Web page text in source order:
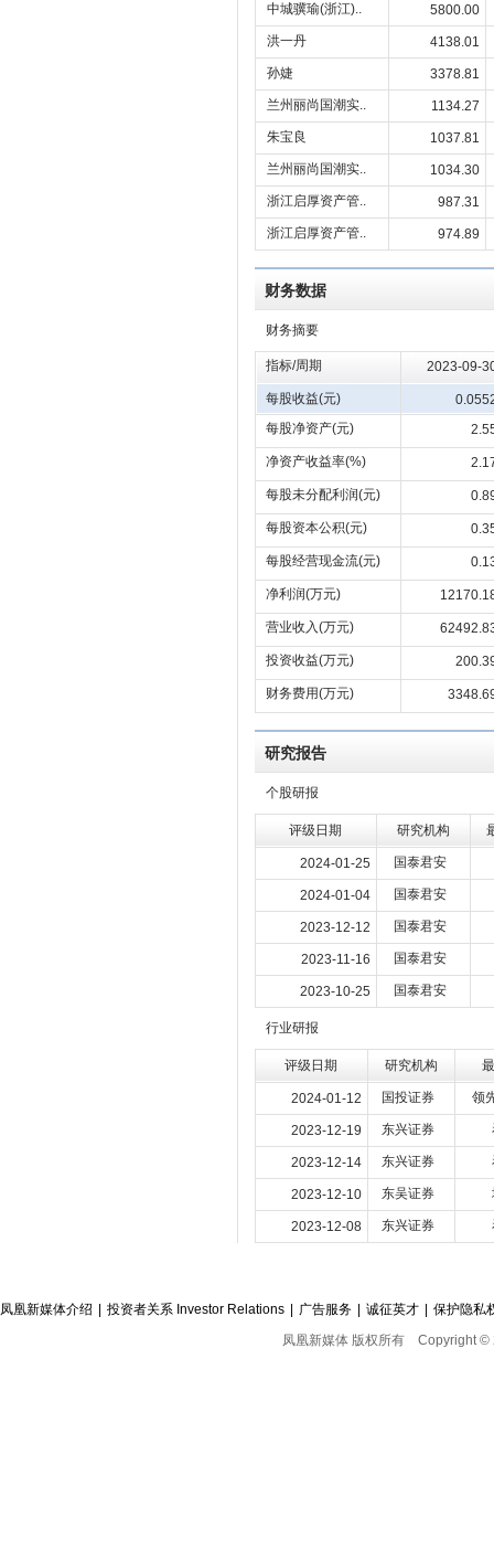
中城骥瑜(浙江)..
5800.00
洪一丹
4138.01
孙婕
3378.81
兰州丽尚国潮实..
1134.27
朱宝良
1037.81
兰州丽尚国潮实..
1034.30
浙江启厚资产管..
987.31
浙江启厚资产管..
974.89
财务数据
财务摘要
指标/周期 2023-09-
每股收益(元)
每股净资产(元)
净资产收益率(%)
每股未分配利润(元)
每股资本公积(元)
每股经营现金流(元)
净利润(万元)
营业收入(万元)
投资收益(万元)
财务费用(万元)
研究报告
个股研报
评级日期 研究机构
2024-01-25 国泰君安
2024-01-04 国泰君安
2023-12-12 国泰君安
2023-11-16 国泰君安
2023-10-25 国泰君安
行业研报
评级日期 研究机构
2024-01-12 国投证券 领
2023-12-19 东兴证券
2023-12-14 东兴证券
2023-12-10 东吴证券
2023-12-08 东兴证券
凤凰新媒体介绍 投资者关系 Investor Relations 广告服务 诚征英才
保护隐私
凤凰新媒体 版权所有 Copyright ©